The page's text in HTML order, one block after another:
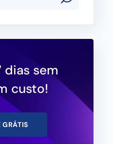
dias sem
custo!
GRÁTIS